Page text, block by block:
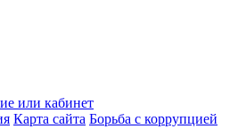
или кабинет
Карта сайта Борьба с коррупцией